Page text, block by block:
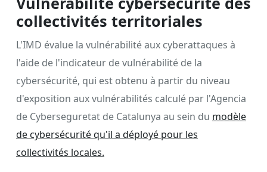
collectivités territoriales
L'IMD évalue la vulnérabilité aux cyberattaques à
l'aide de l'indicateur de vulnérabilité de la
cybersécurité, qui est obtenu à partir du niveau
d'exposition aux vulnérabilités calculé par l'Agencia
de Cyberseguretat de Catalunya au sein du modèle
de cybersécurité qu'il a déployé pour les
collectivités locales.